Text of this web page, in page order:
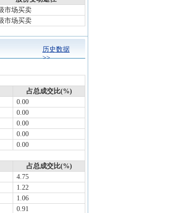
共和国
际控制
涨幅偏
同类事件
市场买卖
市场买卖
历史数据
>>
占总成交比(%)
0.00
0.00
0.00
0.00
0.00
占总成交比(%)
4.75
1.22
1.06
0.91